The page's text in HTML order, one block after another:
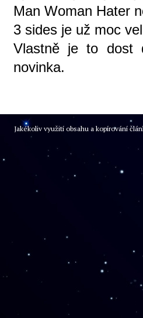
Man Woman Hater
3 sides je už moc
Vlastně je to dost
novinka.
Jakékoliv využití obsahu a kopírování